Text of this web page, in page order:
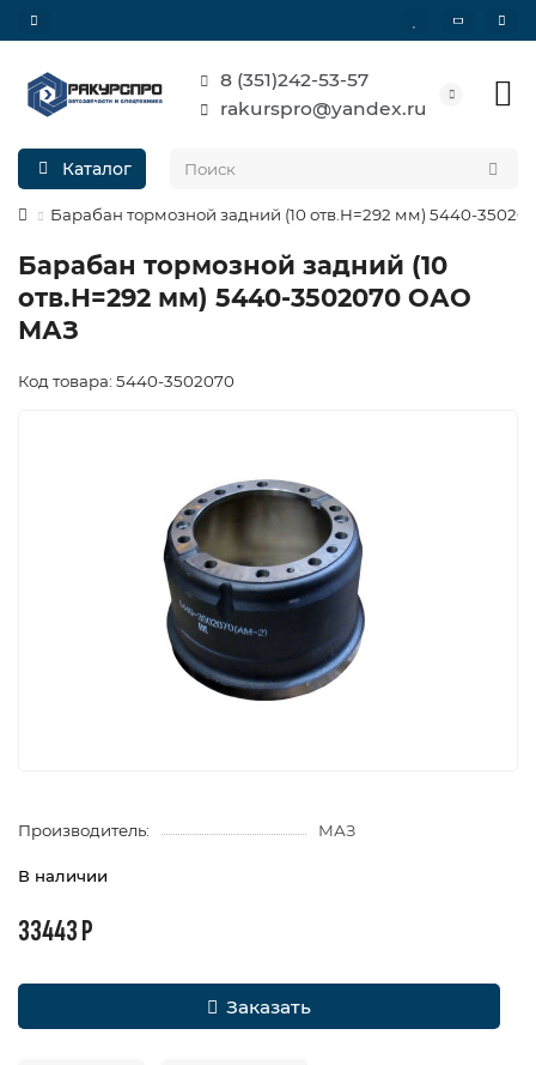
8 (351)242-53-57
rakurspro@yandex.ru
Каталог
Барабан тормозной задний (10 отв.H=292 мм) 5440-
Барабан тормозной задний (10
отв.H=292 мм) 5440-3502070 ОАО
МАЗ
Код товара: 5440-3502070
Производитель: МАЗ
В наличии
33443 Р
Заказать